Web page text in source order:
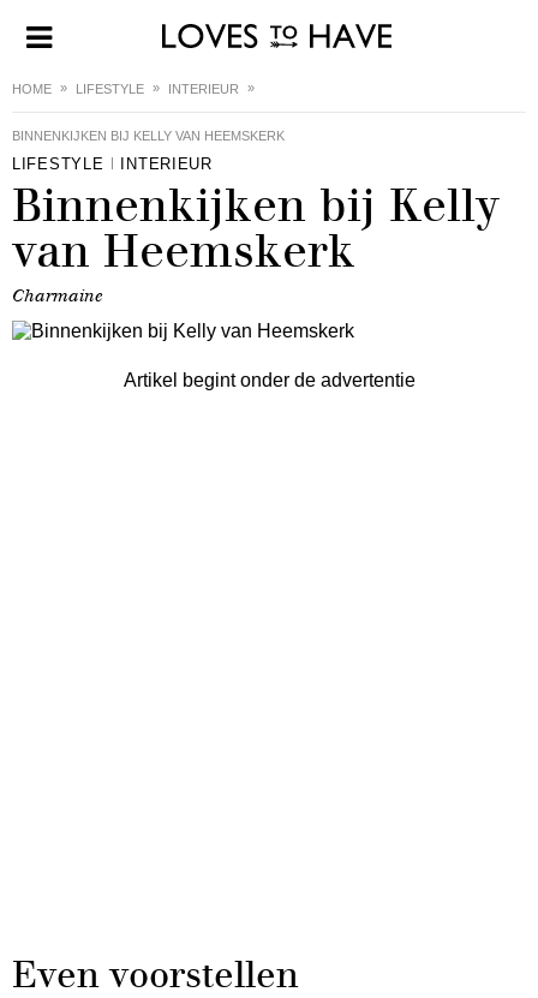
HOME LIFESTYLE INTERIEUR
BINNENKIJKEN BIJ KELLY VAN HEEMSKERK
LIFESTYLE INTERIEUR
Binnenkijken bij Kelly
van Heemskerk
Charmaine
Artikel begint onder de advertentie
Even voorstellen